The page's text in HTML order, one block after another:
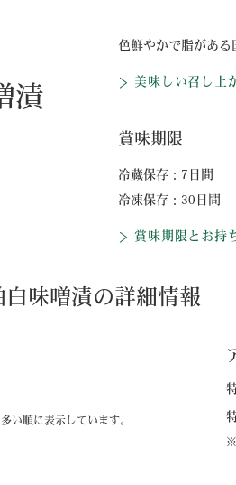
漬
色鮮やかで脂がある
美味しい召し上
賞味期限
冷蔵保存：7日間
冷凍保存：30日間
賞味期限とお持
白味噌漬の詳細情報
い順に表示しています。